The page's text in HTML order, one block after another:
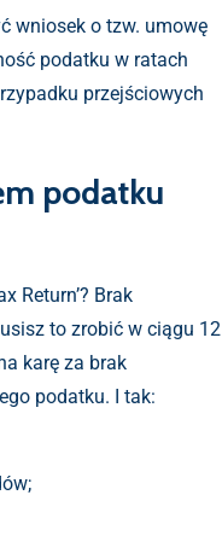
wniosek o tzw. umowę
podatku w ratach
przejściowych
podatku
Return’? Brak
to zrobić w ciągu 12
karę za brak
podatku. I tak: